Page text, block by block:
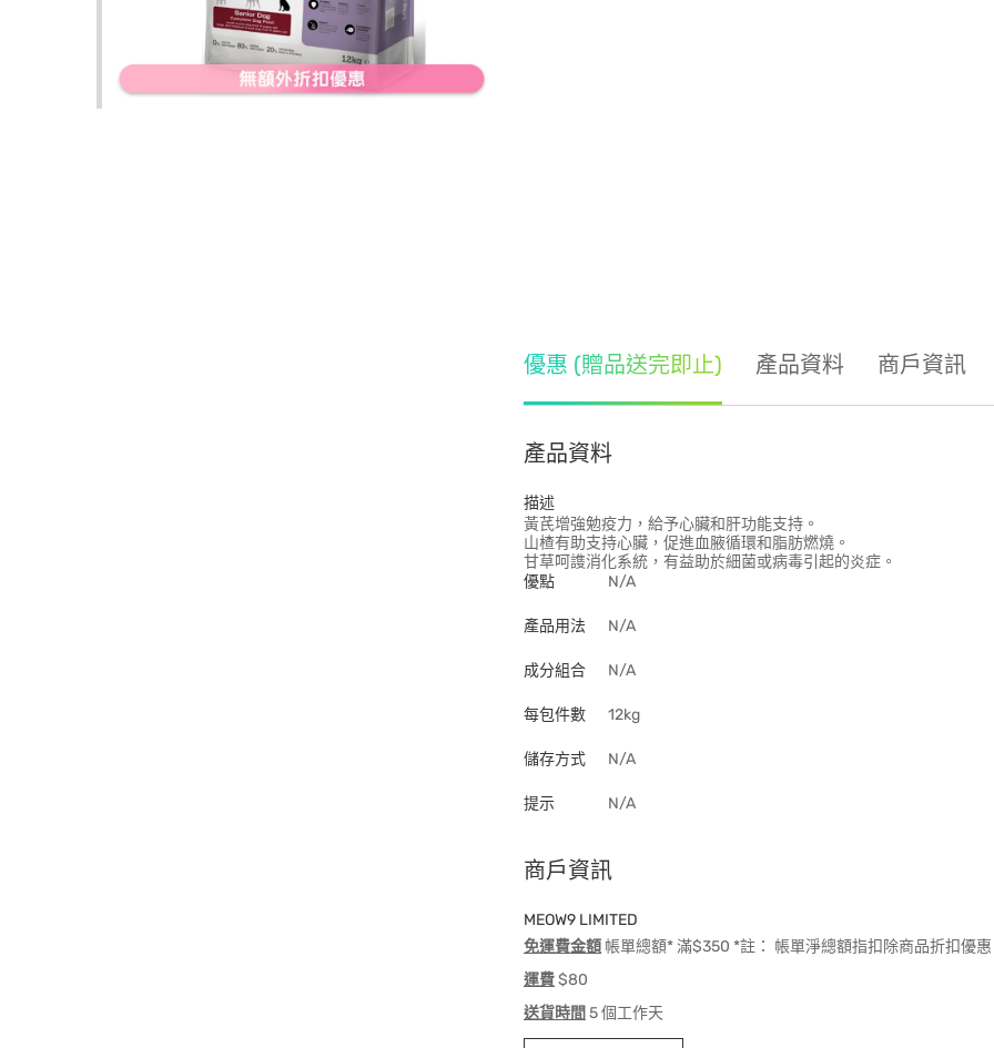
優惠 (贈品送完即止) 產品資料 商戶資訊
產品資料
描述
黃芪增強勉疫力，給予心臟和肝功能支持。
山楂有助支持心臟，促進血腋循環和脂肪燃燒。
甘草呵謢消化系統，有益助於細菌或病毒引起的炎症。
優點
N/A
產品用法 N/A
成分組合 N/A
每包件數 12kg
儲存方式 N/A
提示 N/A
商戶資訊
MEOW9 LIMITED
免運費金額 帳單總額* 滿$350 *註： 帳單淨總額指扣除商品折扣優
運費$80
送貨時間 5 個工作天